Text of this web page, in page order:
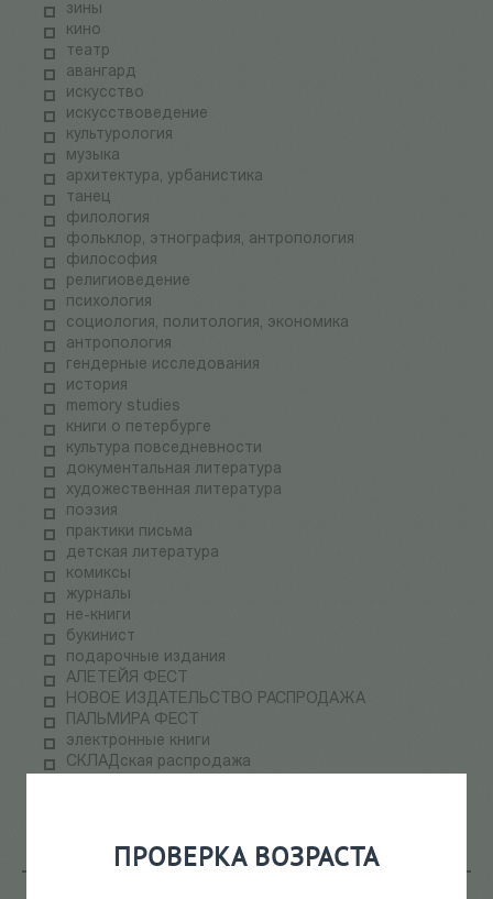
ПРОВЕРКА ВОЗРАСТА
зины
кино
театр
авангард
искусство
искусствоведение
культурология
музыка
архитектура, урбанистика
танец
филология
фольклор, этнография, антропология
философия
религиоведение
психология
социология, политология, экономика
антропология
гендерные исследования
история
memory studies
книги о петербурге
культура повседневности
документальная литература
художественная литература
поэзия
практики письма
детская литература
комиксы
журналы
не-книги
букинист
подарочные издания
АЛЕТЕЙЯ ФЕСТ
НОВОЕ ИЗДАТЕЛЬСТВО РАСПРОДАЖА
ПАЛЬМИРА ФЕСТ
электронные книги
СКЛАДская распродажа